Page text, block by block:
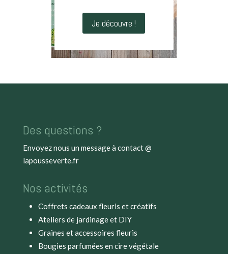
Je découvre !
Des questions ?
Envoyez nous un message à contact @
lapousseverte.fr
Nos activités
Coffrets cadeaux fleuris et créatifs
Ateliers de jardinage et DIY
Graines et accessoires fleuris
Bougies parfumées en cire végétale